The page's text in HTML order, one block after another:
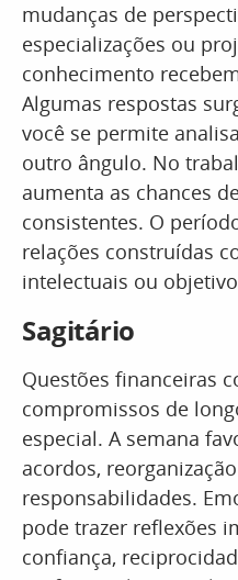
mudanças de
especializações ou
conhecimento
Algumas respostas
você se permite
outro ângulo. No
aumenta as chances
consistentes. O
relações construídas
intelectuais ou
Sagitário
Questões financeiras
compromissos de
especial. A semana
acordos,
responsabilidades.
pode trazer reflexões
confiança,